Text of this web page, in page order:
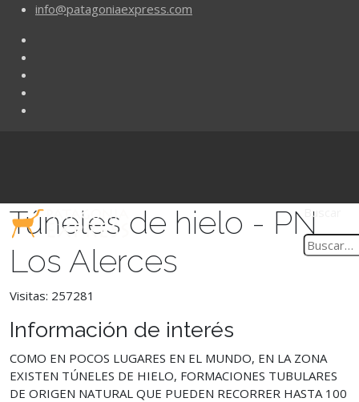
info@patagoniaexpress.com
Buscar
Túneles de hielo - PN
Los Alerces
Visitas: 257281
Información de interés
COMO EN POCOS LUGARES EN EL MUNDO, EN LA ZONA
EXISTEN TÚNELES DE HIELO, FORMACIONES TUBULARES
DE ORIGEN NATURAL QUE PUEDEN RECORRER HASTA 100